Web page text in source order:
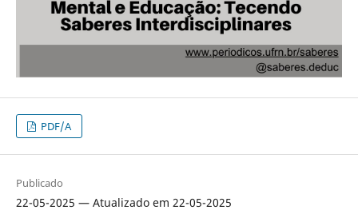
PDF/A
Publicado
22-05-2025 — Atualizado em 22-05-2025